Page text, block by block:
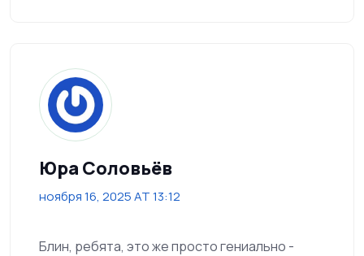
Юра Соловьёв
ноября 16, 2025 AT 13:12
Блин, ребята, это же просто гениально -